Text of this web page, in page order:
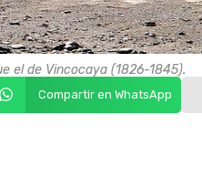
el de Vincocaya (1826-1845).
Compartir en WhatsApp